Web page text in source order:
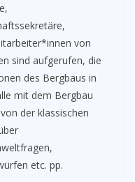
von
sind aufgerufen, die
des Bergbaus in
mit dem Bergbau
der klassischen
etc. pp.